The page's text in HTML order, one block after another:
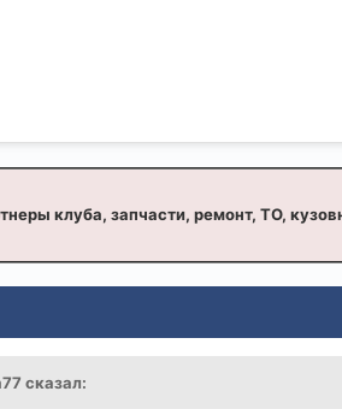
клуба, запчасти, ремонт, ТО,
сказал: